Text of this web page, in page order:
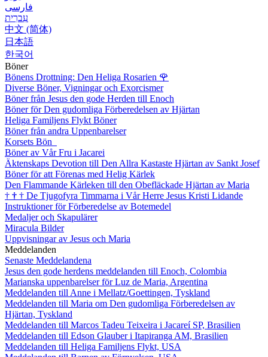
فارسی
עִברִית
中文 (简体)
日本語
한국어
Böner
Bönens Drottning: Den Heliga Rosarien 🌹
Diverse Böner, Vigningar och Exorcismer
Böner från Jesus den gode Herden till Enoch
Böner för Den gudomliga Förberedelsen av Hjärtan
Heliga Familjens Flykt Böner
Böner från andra Uppenbarelser
Korsets Bön
Böner av Vår Fru i Jacarei
Äktenskaps Devotion till Den Allra Kastaste Hjärtan av Sankt Josef
Böner för att Förenas med Helig Kärlek
Den Flammande Kärleken till den Obefläckade Hjärtan av Maria
† † † De Tjugofyra Timmarna i Vår Herre Jesus Kristi Lidande
Instruktioner för Förberedelse av Botemedel
Medaljer och Skapulärer
Miracula Bilder
Uppvisningar av Jesus och Maria
Meddelanden
Senaste Meddelandena
Jesus den gode herdens meddelanden till Enoch, Colombia
Marianska uppenbarelser för Luz de Maria, Argentina
Meddelanden till Anne i Mellatz/Goettingen, Tyskland
Meddelanden till Maria om Den gudomliga Förberedelsen av
Hjärtan, Tyskland
Meddelanden till Marcos Tadeu Teixeira i Jacareí SP, Brasilien
Meddelanden till Edson Glauber i Itapiranga AM, Brasilien
Meddelanden till Heliga Familjens Flykt, USA